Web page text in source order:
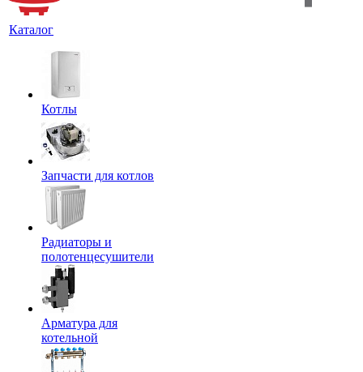
Каталог
Котлы
Запчасти для котлов
Радиаторы и
полотенцесушители
Арматура для
котельной